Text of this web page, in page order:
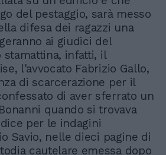
del pestaggio, sarà messo
difesa dei ragazzi una
ai giudici del
stamattina, infatti, il
l'avvocato Fabrizio Gallo,
di scarcerazione per il
di aver sferrato un
quando si trovava
per le indagini
Savio, nelle dieci pagine di
cautelare emessa dopo